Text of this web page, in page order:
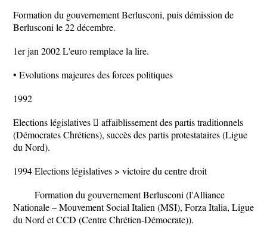
Formation du gouvernement Berlusconi, puis démission de
Berlusconi le 22 décembre.
1er jan 2002 L'euro remplace la lire.
• Evolutions majeures des forces politiques
1992
Elections législatives  affaiblissement des partis traditionnels
(Démocrates Chrétiens), succès des partis protestataires (Ligue
du Nord).
1994 Elections législatives > victoire du centre droit
Formation du gouvernement Berlusconi (l'Alliance
Nationale – Mouvement Social Italien (MSI), Forza Italia, Ligue
du Nord et CCD (Centre Chrétien-Démocrate)).